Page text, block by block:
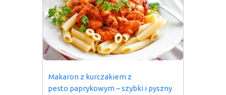
Makaron z kurczakiem z
pesto paprykowym – szybki i pyszny